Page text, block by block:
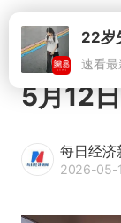
5月12
每日经济
2026-05-